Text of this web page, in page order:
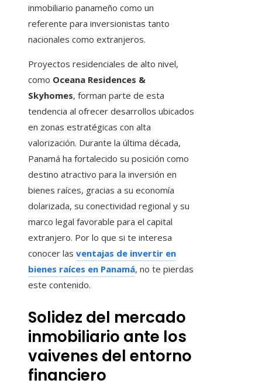
inmobiliario panameño como un
referente para inversionistas tanto
nacionales como extranjeros.
Proyectos residenciales de alto nivel,
como Oceana Residences &
Skyhomes, forman parte de esta
tendencia al ofrecer desarrollos ubicados
en zonas estratégicas con alta
valorización. Durante la última década,
Panamá ha fortalecido su posición como
destino atractivo para la inversión en
bienes raíces, gracias a su economía
dolarizada, su conectividad regional y su
marco legal favorable para el capital
extranjero. Por lo que si te interesa
conocer las ventajas de invertir en
bienes raíces en Panamá, no te pierdas
este contenido.
Solidez del mercado
inmobiliario ante los
vaivenes del entorno
financiero